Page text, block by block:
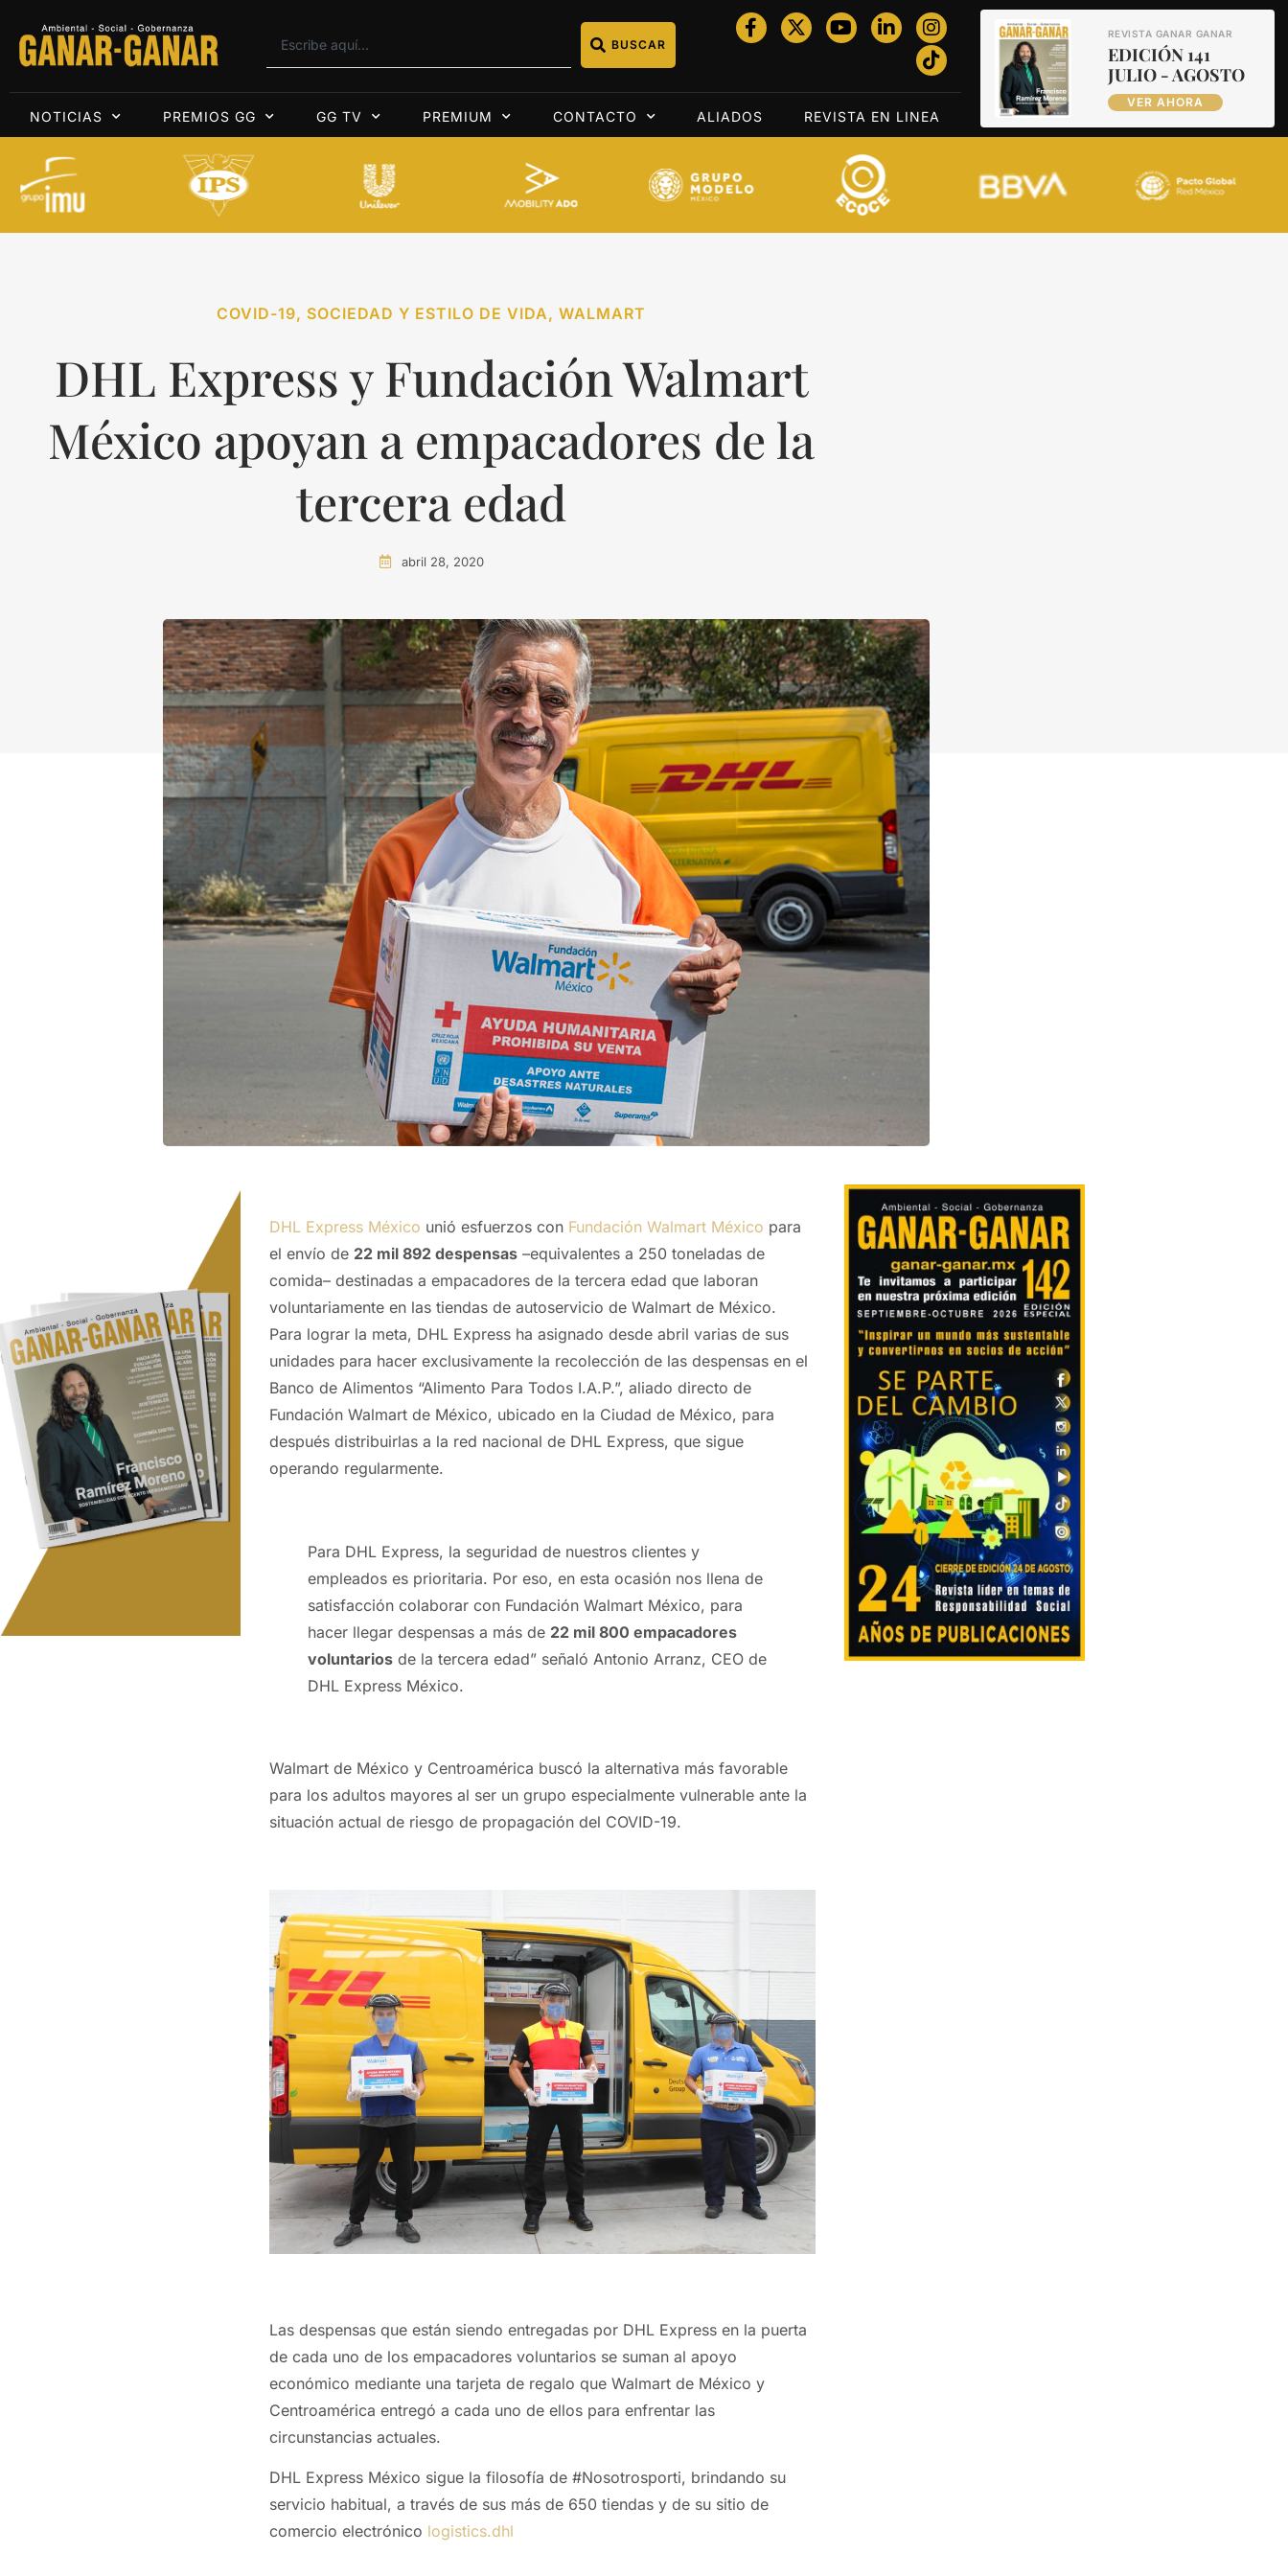
BUSCAR
NOTICIAS PREMIOS GG GG TV PREMIUM CONTACTO ALIADOS REVISTA EN LINEA
REVISTA GANAR GANAR
EDICIÓN 141
JULIO - AGOSTO
VER AHORA
COVID-19, SOCIEDAD Y ESTILO DE VIDA, WALMART
DHL Express y Fundación Walmart
México apoyan a empacadores de la
tercera edad
abril 28, 2020
DHL Express México unió esfuerzos con Fundación Walmart México para
el envío de 22 mil 892 despensas–equivalentes a 250 toneladas de
comida– destinadas a empacadores de la tercera edad que laboran
voluntariamente en las tiendas de autoservicio de Walmart de México.
Para lograr la meta, DHL Express ha asignado desde abril varias de sus
unidades para hacer exclusivamente la recolección de las despensas en el
Banco de Alimentos “Alimento Para Todos I.A.P.”, aliado directo de
Fundación Walmart de México, ubicado en la Ciudad de México, para
después distribuirlas a la red nacional de DHL Express, que sigue
operando regularmente.
Para DHL Express, la seguridad de nuestros clientes y
empleados es prioritaria. Por eso, en esta ocasión nos llena de
satisfacción colaborar con Fundación Walmart México, para
hacer llegar despensas a más de 22 mil 800 empacadores
voluntariosde la tercera edad” señaló Antonio Arranz, CEO de
DHL Express México.
Walmart de México y Centroamérica buscó la alternativa más favorable
para los adultos mayores al ser un grupo especialmente vulnerable ante la
situación actual de riesgo de propagación del COVID-19.
Las despensas que están siendo entregadas por DHL Express en la puerta
de cada uno de los empacadores voluntarios se suman al apoyo
económico mediante una tarjeta de regalo que Walmart de México y
Centroamérica entregó a cada uno de ellos para enfrentar las
circunstancias actuales.
DHL Express México sigue la filosofía de #Nosotrosporti, brindando su
servicio habitual, a través de sus más de 650 tiendas y de su sitio de
comercio electrónico logistics.dhl